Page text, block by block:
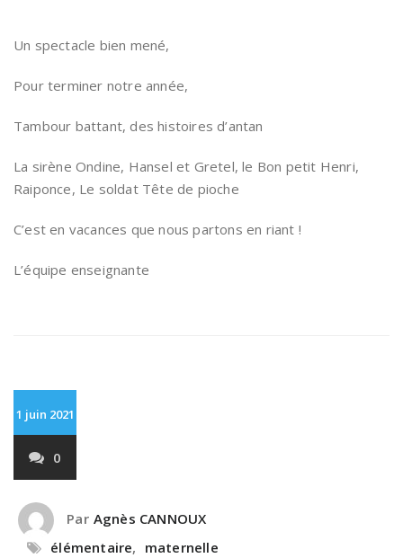
Un spectacle bien mené,
Pour terminer notre année,
Tambour battant, des histoires d’antan
La sirène Ondine, Hansel et Gretel, le Bon petit Henri,
Raiponce, Le soldat Tête de pioche
C’est en vacances que nous partons en riant !
L’équipe enseignante
1 juin 2021
0
Par Agnès CANNOUX
élémentaire, maternelle